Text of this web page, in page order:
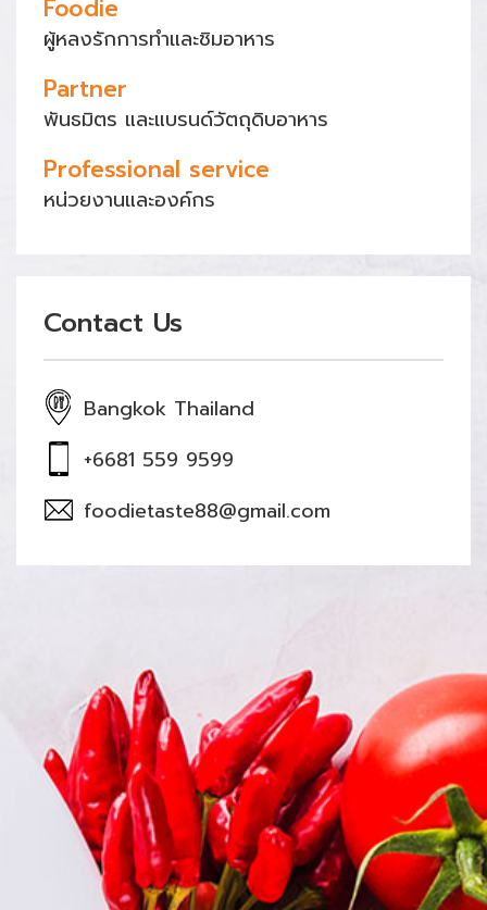
Foodie
ผู้หลงรักการทำและชิมอาหาร
Partner
พันธมิตร และแบรนด์วัตถุดิบอาหาร
Professional service
หน่วยงานและองค์กร
Contact Us
Bangkok Thailand
+6681 559 9599
foodietaste88@gmail.com